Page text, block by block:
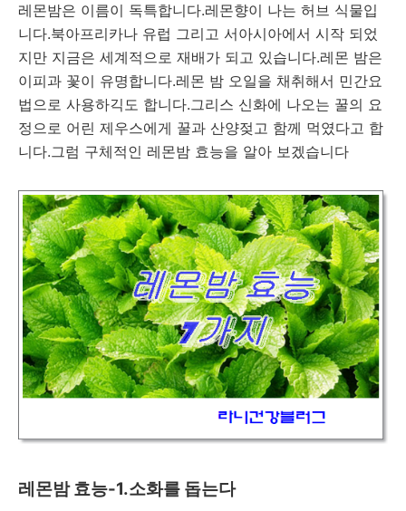
레몬밤은 이름이 독특합니다.레몬향이 나는 허브 식물입
니다.북아프리카나 유럽 그리고 서아시아에서 시작 되었
지만 지금은 세계적으로 재배가 되고 있습니다.레몬 밤은
이피과 꽃이 유명합니다.레몬 밤 오일을 채취해서 민간요
법으로 사용하긱도 합니다.그리스 신화에 나오는 꿀의 요
정으로 어린 제우스에게 꿀과 산양젖고 함께 먹였다고 합
니다.그럼 구체적인 레몬밤 효능을 알아 보겠습니다
레몬밤 효능-1.소화를 돕는다